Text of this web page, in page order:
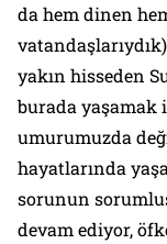
da hem dinen
yakın hisseden
burada yaşamak
umurumuzda
hayatlarında
sorunun
devam ediyor,